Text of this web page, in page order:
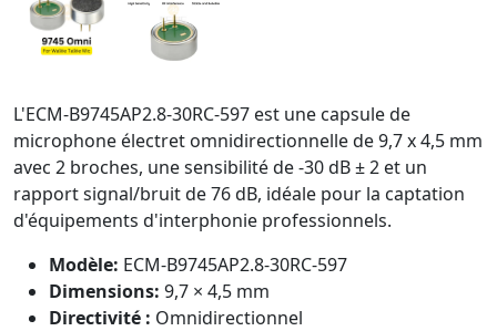
L'ECM-B9745AP2.8-30RC-597 est une capsule de
microphone électret omnidirectionnelle de 9,7 x 4,5 mm
avec 2 broches, une sensibilité de -30 dB ± 2 et un
rapport signal/bruit de 76 dB, idéale pour la captation
d'équipements d'interphonie professionnels.
Modèle: ECM-B9745AP2.8-30RC-597
Dimensions: 9,7 × 4,5 mm
Directivité : Omnidirectionnel